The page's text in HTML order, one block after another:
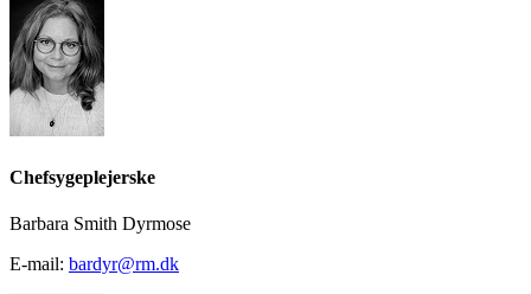
Chefsygeplejerske
Barbara Smith Dyrmose
E-mail: bardyr@rm.dk